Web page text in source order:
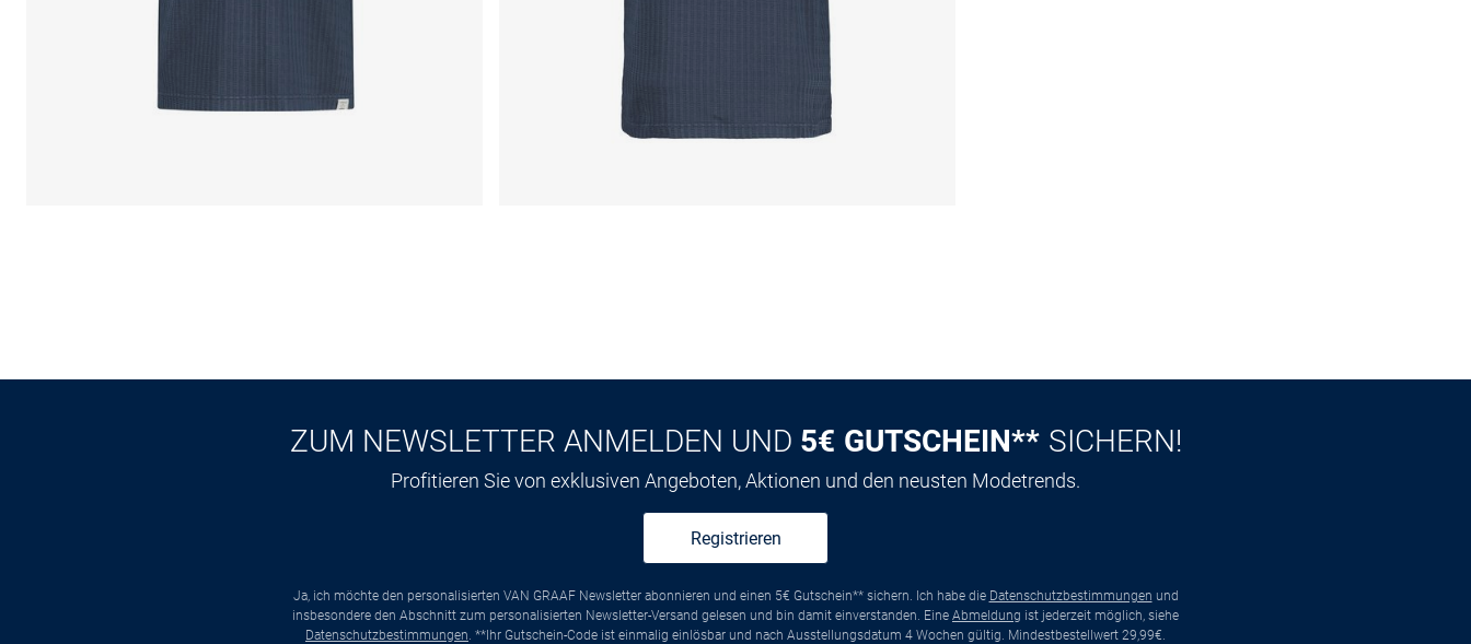
ZUM NEWSLETTER ANMELDEN UND 5€ GUTSCHEIN** SICHERN!
Profitieren Sie von exklusiven Angeboten, Aktionen und den neusten Modetrends.
Registrieren
Ja, ich möchte den personalisierten VAN GRAAF Newsletter abonnieren und einen 5€ Gutschein** sichern. Ich habe die Datenschutzbestimmungen und
insbesondere den Abschnitt zum personalisierten Newsletter-Versand gelesen und bin damit einverstanden. Eine Abmeldung ist jederzeit möglich, siehe
Datenschutzbestimmungen. **Ihr Gutschein-Code ist einmalig einlösbar und nach Ausstellungsdatum 4 Wochen gültig. Mindestbestellwert 29,99€.